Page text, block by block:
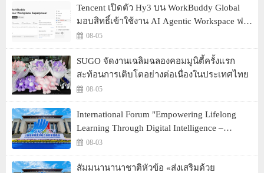
Tencent เปิดตัว Hy3 บน WorkBuddy Global
มอบสิทธิ์เข้าใช้งาน AI Agentic Workspace ฟรี
ตลอดเดือนสิงหาคม
08-05
SUGO จัดงานเฉลิมฉลองคอมมูนิตี้ครั้งแรก
สะท้อนการเติบโตอย่างต่อเนื่องในประเทศไทย
08-05
International Forum "Empowering Lifelong
Learning Through Digital Intelligence –
Building a New Ecosystem for Human Lifelong
Learning" Convenes
08-03
สัมมนานานาชาติหัวข้อ «ส่งเสริมด้วย